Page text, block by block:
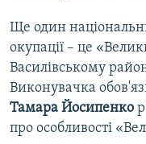
Ще один
окупації – це
Василівському
Виконувачка
Тамара Йосипенко
про особливості